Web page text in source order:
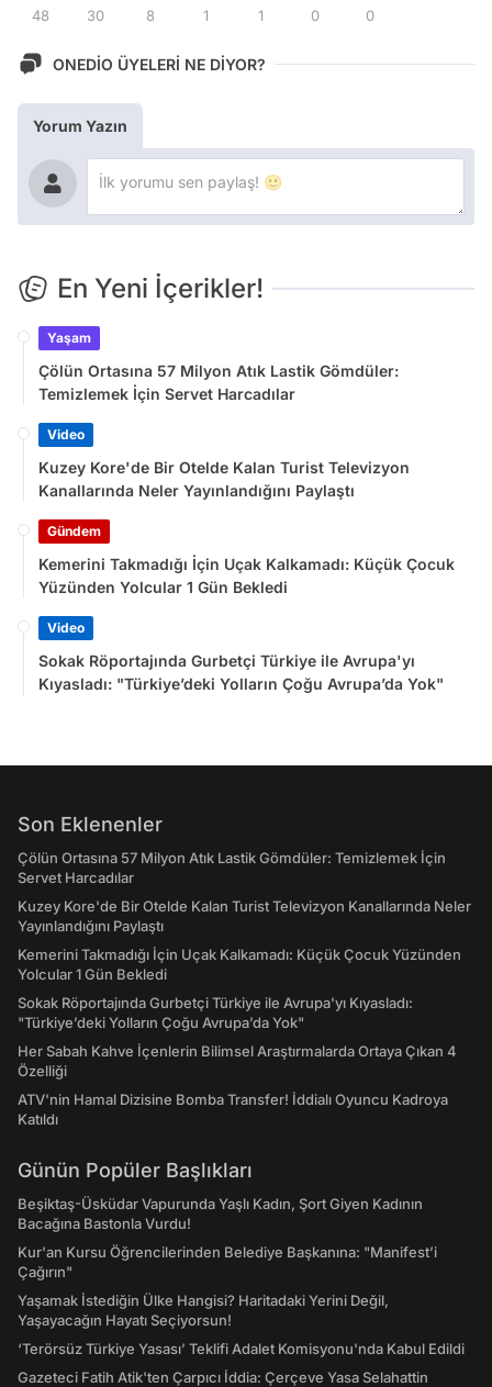
48 30 8 1 1 0 0
ONEDİO ÜYELERİ NE DİYOR?
Yorum Yazın
En Yeni İçerikler!
Yaşam
Çölün Ortasına 57 Milyon Atık Lastik Gömdüler:
Temizlemek İçin Servet Harcadılar
Video
Kuzey Kore'de Bir Otelde Kalan Turist Televizyon
Kanallarında Neler Yayınlandığını Paylaştı
Gündem
Kemerini Takmadığı İçin Uçak Kalkamadı: Küçük Çocuk
Yüzünden Yolcular 1 Gün Bekledi
Video
Sokak Röportajında Gurbetçi Türkiye ile Avrupa'yı
Kıyasladı: "Türkiye’deki Yolların Çoğu Avrupa’da Yok"
Son Eklenenler
Çölün Ortasına 57 Milyon Atık Lastik Gömdüler: Temizlemek İçin
Servet Harcadılar
Kuzey Kore'de Bir Otelde Kalan Turist Televizyon Kanallarında Neler
Yayınlandığını Paylaştı
Kemerini Takmadığı İçin Uçak Kalkamadı: Küçük Çocuk Yüzünden
Yolcular 1 Gün Bekledi
Sokak Röportajında Gurbetçi Türkiye ile Avrupa'yı Kıyasladı:
"Türkiye’deki Yolların Çoğu Avrupa’da Yok"
Her Sabah Kahve İçenlerin Bilimsel Araştırmalarda Ortaya Çıkan 4
Özelliği
ATV'nin Hamal Dizisine Bomba Transfer! İddialı Oyuncu Kadroya
Katıldı
Günün Popüler Başlıkları
Beşiktaş-Üsküdar Vapurunda Yaşlı Kadın, Şort Giyen Kadının
Bacağına Bastonla Vurdu!
Kur'an Kursu Öğrencilerinden Belediye Başkanına: "Manifest’i
Çağırın"
Yaşamak İstediğin Ülke Hangisi? Haritadaki Yerini Değil,
Yaşayacağın Hayatı Seçiyorsun!
‘Terörsüz Türkiye Yasası’ Teklifi Adalet Komisyonu'nda Kabul Edildi
Gazeteci Fatih Atik'ten Çarpıcı İddia: Çerçeve Yasa Selahattin